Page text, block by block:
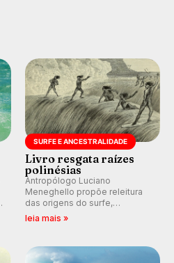
SURFE E ANCESTRALIDADE
Livro resgata raízes
polinésias
Antropólogo Luciano
Meneghello propõe releitura
das origens do surfe,
resgatando a cultura polinésia
prática em esporte e indústria.
leia mais »